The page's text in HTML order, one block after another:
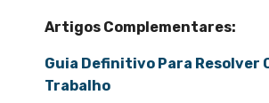
Artigos Complementares:
Guia Definitivo Para Resolver
Trabalho